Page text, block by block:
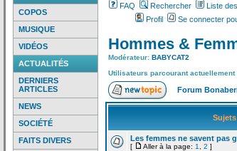
COPOS
MUSIQUE
VIDÉOS
ACTUALITÉS
DERNIERS
ARTICLES
NEWS
SOCIÉTÉ
FAITS DIVERS
FAQ Rechercher Liste
Profil
Se connecter
Hommes &
Modérateur: BABYCAT2
Utilisateurs parcourant actuellement
Forum
Sujets
Les femmes ne savent pas
[ Aller à la page: 1 2 ]